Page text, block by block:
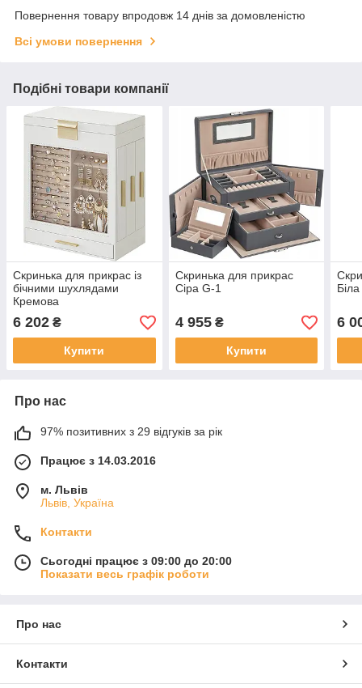
Повернення товару впродовж 14 днів за домовленістю
Всі умови повернення
Подібні товари компанії
Скринька для прикрас із
бічними шухлядами
Кремова
6 202 ₴
Купити
Скринька для прикрас
Сіра G-1
4 955₴
Купити
6
Про нас
97% позитивних з 29 відгуків за рік
Працює з 14.03.2016
м. Львів
Львів, Україна
Контакти
Сьогодні працює з 09:00 до 20:00
Показати весь графік роботи
Про нас
Контакти